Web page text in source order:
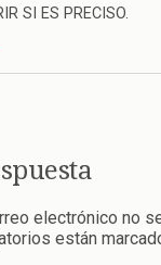
SI ES PRECISO.
electrónico no
están